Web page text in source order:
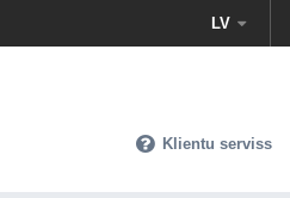
LV
Klientu serviss